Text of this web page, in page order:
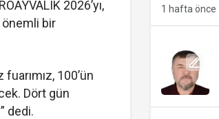
2026’yı,
önemli bir
fuarımız, 100’ün
Dört gün
dedi.
1 hafta önce